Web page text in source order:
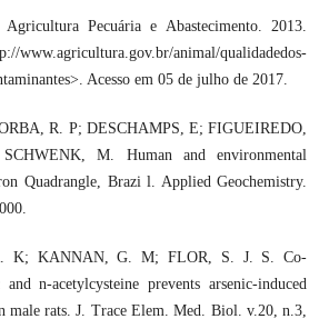
Pecuária e Abastecimento. 2013.
animal/qualidadedos-
Acesso em 05 de julho de 2017.
R. P; DESCHAMPS, E; FIGUEIREDO,
M. Human and environmental
Quadrangle, Brazi l. Applied Geochemistry.
K; KANNAN, G. M; FLOR, S. J. S. Co-
n-acetylcysteine prevents arsenic-induced
male rats. J. Trace Elem. Med. Biol. v.20, n.3,